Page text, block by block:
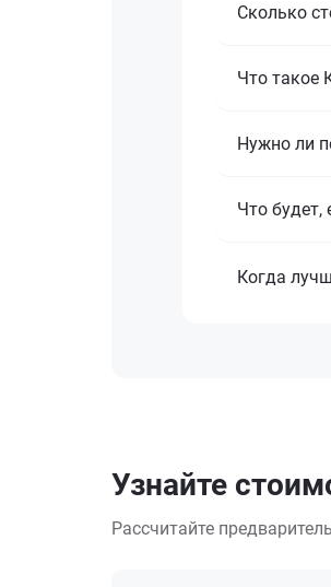
Сколько
Что такое
Нужно ли
Что будет,
Когда
Узнайте
Рассчитайте